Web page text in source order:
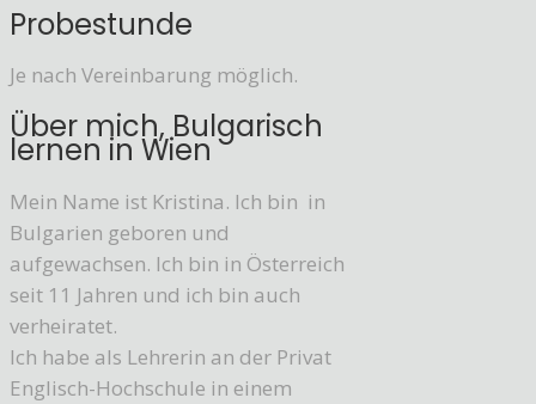
Probestunde
Je nach Vereinbarung möglich.
Über mich, Bulgarisch
lernen in Wien
Mein Name ist Kristina. Ich bin in
Bulgarien geboren und
aufgewachsen. Ich bin in Österreich
seit 11 Jahren und ich bin auch
verheiratet.
Ich habe als Lehrerin an der Privat
Englisch-Hochschule in einem